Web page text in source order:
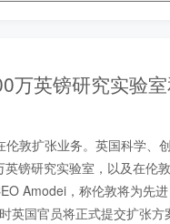
万英镑研究实验
敦扩张业务。英国科学、
镑研究实验室，以及在伦
Amodei，称伦敦将为先
国官员将正式提交扩张方